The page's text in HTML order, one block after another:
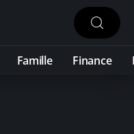
Famille Finance